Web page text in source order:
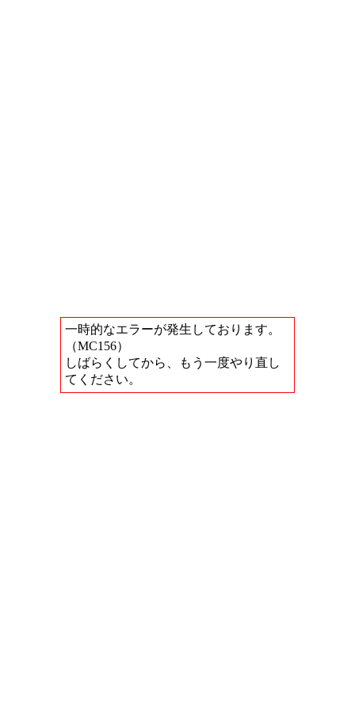
一時的なエラーが発生しております。
（MC156）
しばらくしてから、もう一度やり直し
てください。